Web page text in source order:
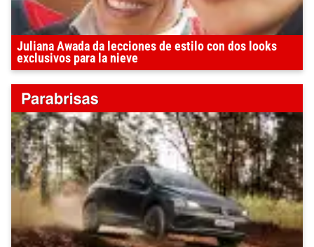
Juliana Awada da lecciones de estilo con dos looks
exclusivos para la nieve